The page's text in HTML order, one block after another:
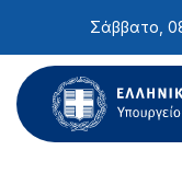
ιστότοπος
περιλαμβάνει
Σάββατο,